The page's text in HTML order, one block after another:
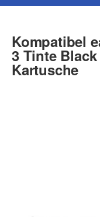
Kompatibel
3 Tinte Black
Kartusche